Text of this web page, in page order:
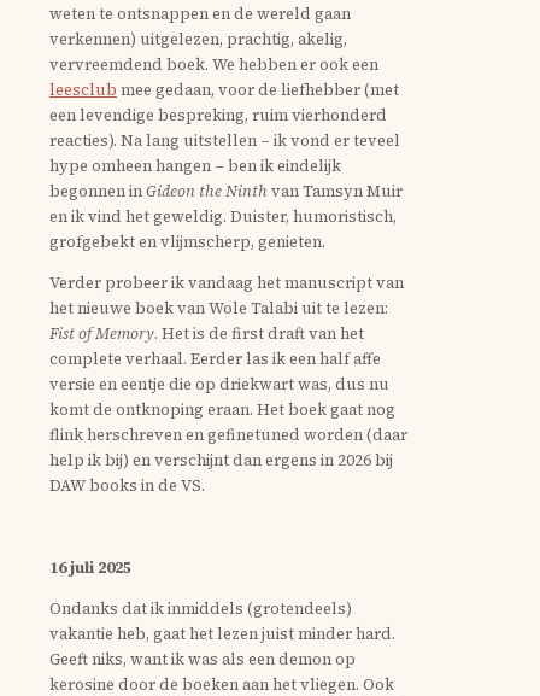
weten te ontsnappen en de wereld gaan
verkennen) uitgelezen, prachtig, akelig,
vervreemdend boek. We hebben er ook een
leesclub mee gedaan, voor de liefhebber (met
een levendige bespreking, ruim vierhonderd
reacties). Na lang uitstellen – ik vond er teveel
hype omheen hangen – ben ik eindelijk
begonnen inGideon the Ninthvan Tamsyn Muir
en ik vind het geweldig. Duister, humoristisch,
grofgebekt en vlijmscherp, genieten.
Verder probeer ik vandaag het manuscript van
het nieuwe boek van Wole Talabi uit te lezen:
Fist of Memory. Het is de first draft van het
complete verhaal. Eerder las ik een half affe
versie en eentje die op driekwart was, dus nu
komt de ontknoping eraan. Het boek gaat nog
flink herschreven en gefinetuned worden (daar
help ik bij) en verschijnt dan ergens in 2026 bij
DAW books in de VS.
16 juli 2025
Ondanks dat ik inmiddels (grotendeels)
vakantie heb, gaat het lezen juist minder hard.
Geeft niks, want ik was als een demon op
kerosine door de boeken aan het vliegen. Ook